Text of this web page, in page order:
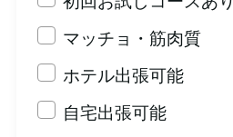
マッチョ・筋肉質
ホテル出張可能
自宅出張可能